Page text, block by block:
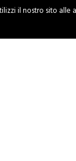
il nostro sito